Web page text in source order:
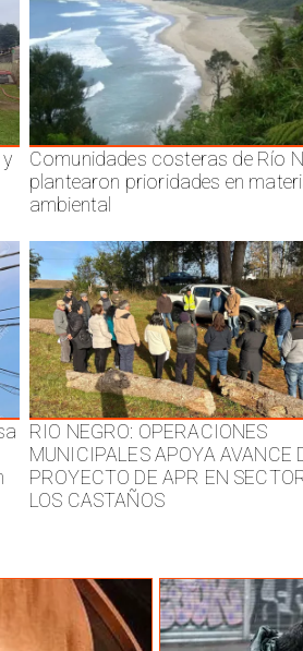
Comunidades costeras de Río
plantearon prioridades en
ambiental
RIO NEGRO: OPERACIONES
MUNICIPALES APOYA AVANCE
PROYECTO DE APR EN
LOS CASTAÑOS